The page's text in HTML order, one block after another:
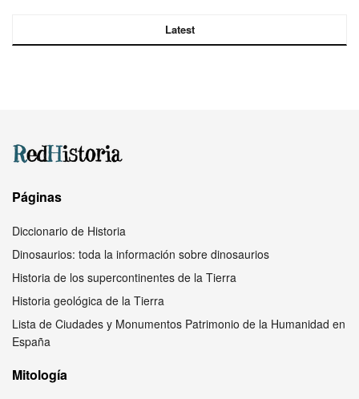
Latest
Páginas
Diccionario de Historia
Dinosaurios: toda la información sobre dinosaurios
Historia de los supercontinentes de la Tierra
Historia geológica de la Tierra
Lista de Ciudades y Monumentos Patrimonio de la Humanidad en
España
Mitología